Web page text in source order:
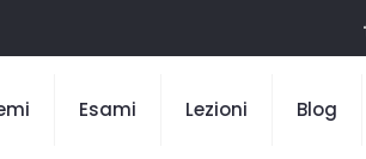
Esami Lezioni Blog